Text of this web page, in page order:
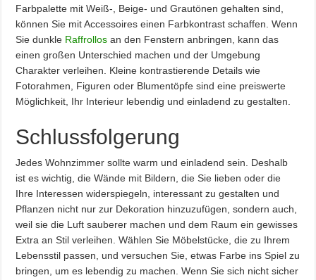
Farbpalette mit Weiß-, Beige- und Grautönen gehalten sind,
können Sie mit Accessoires einen Farbkontrast schaffen. Wenn
Sie dunkle Raffrollos an den Fenstern anbringen, kann das
einen großen Unterschied machen und der Umgebung
Charakter verleihen. Kleine kontrastierende Details wie
Fotorahmen, Figuren oder Blumentöpfe sind eine preiswerte
Möglichkeit, Ihr Interieur lebendig und einladend zu gestalten.
Schlussfolgerung
Jedes Wohnzimmer sollte warm und einladend sein. Deshalb
ist es wichtig, die Wände mit Bildern, die Sie lieben oder die
Ihre Interessen widerspiegeln, interessant zu gestalten und
Pflanzen nicht nur zur Dekoration hinzuzufügen, sondern auch,
weil sie die Luft sauberer machen und dem Raum ein gewisses
Extra an Stil verleihen. Wählen Sie Möbelstücke, die zu Ihrem
Lebensstil passen, und versuchen Sie, etwas Farbe ins Spiel zu
bringen, um es lebendig zu machen. Wenn Sie sich nicht sicher